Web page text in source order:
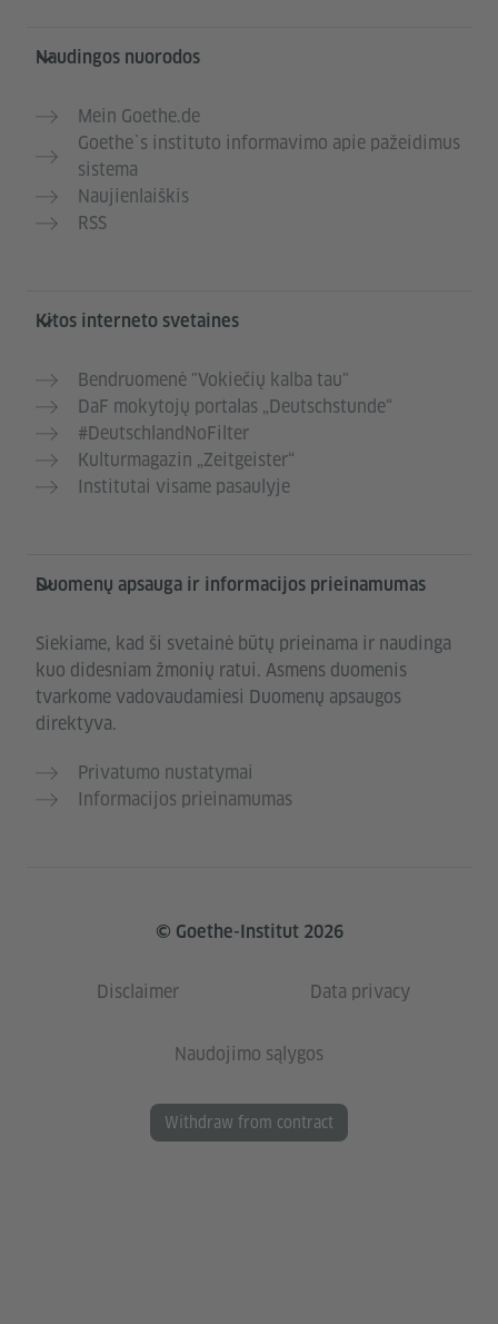
Naudingos nuorodos
Mein Goethe.de
Goethe`s instituto informavimo apie pažeidimus
sistema
Naujienlaiškis
RSS
Kitos interneto svetaines
Bendruomenė "Vokiečių kalba tau"
DaF mokytojų portalas „Deutschstunde“
#DeutschlandNoFilter
Kulturmagazin „Zeitgeister“
Institutai visame pasaulyje
Duomenų apsauga ir informacijos prieinamumas
Siekiame, kad ši svetainė būtų prieinama ir naudinga
kuo didesniam žmonių ratui. Asmens duomenis
tvarkome vadovaudamiesi Duomenų apsaugos
direktyva.
Privatumo nustatymai
Informacijos prieinamumas
© Goethe-Institut 2026
Disclaimer Data privacy
Naudojimo sąlygos
Withdraw from contract